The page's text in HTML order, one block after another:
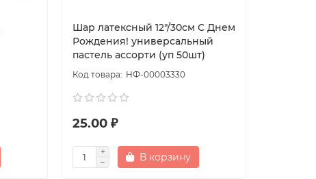
Шар латексный 12"/30см С Днем
Рождения! универсальный
пастель ассорти (уп 50шт)
НФ-00003330
25.00 ₽
В корзину